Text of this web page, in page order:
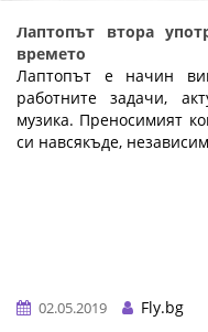
Лаптопът втора
времето
Лаптопът е начин
работните задачи,
музика. Преносимият
си навсякъде,
02.05.2019
Fly.bg